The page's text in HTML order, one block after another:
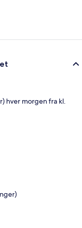
hver morgen fra kl.